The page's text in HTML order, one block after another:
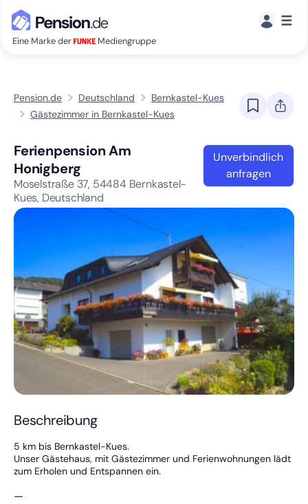
Eine Marke der Mediengruppe
☰
Pension.de Deutschland
Bernkastel-Kues
Gästezimmer in Bernkastel-Kues
Ferienpension Am
Honigberg
Moselstraße 37, 54484 Bernkastel-
Kues, Deutschland
Unverbindlich
anfragen
Beschreibung
5 km bis Bernkastel-Kues.
Unser Gästehaus, mit Gästezimmer und Ferienwohnungen lädt
zum Erholen und Entspannen ein.
—